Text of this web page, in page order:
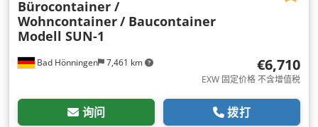
Bad Hönningen 7,461 km
Bürocontainer /
Wohncontainer/ Baucontainer
Modell SUN-1
€6,710
EXW 固定价格 不含增值税
询问 拨打